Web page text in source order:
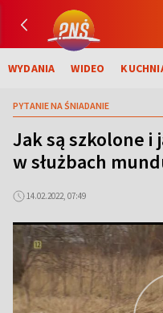
WYDANIA WIDEO
PYTANIE NA ŚNIADANIE
Jak są szkolone i
w służbach
14.02.2022, 07:49